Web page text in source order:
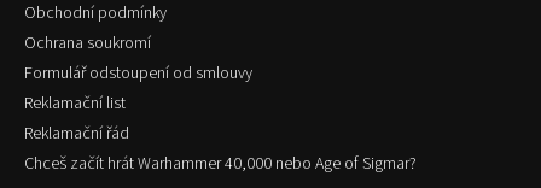
Obchodní podmínky
Ochrana soukromí
Formulář odstoupení od smlouvy
Reklamační list
Reklamační řád
Chceš začít hrát Warhammer 40,000 nebo Age of Sigmar?